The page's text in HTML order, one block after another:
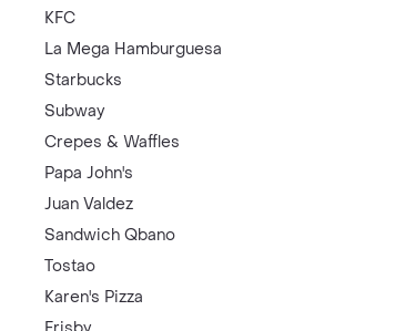
KFC
La Mega Hamburguesa
Starbucks
Subway
Crepes & Waffles
Papa John's
Juan Valdez
Sandwich Qbano
Tostao
Karen's Pizza